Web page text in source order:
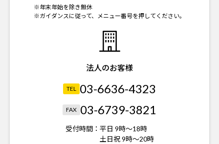
※年末年始を除き無休
※ガイダンスに従って、メニュー番号を押してください。
法人のお客様
TEL 03-6636-4323
FAX 03-6739-3821
受付時間： 平日 9時～18時
土日祝 9時～20時